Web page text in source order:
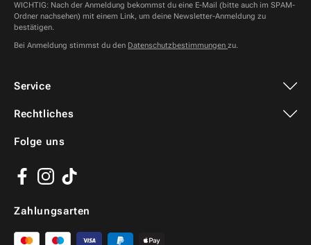
Service
Folge uns
Facebook
Instagram
TikTok
Zahlungsarten
Rechtliches
WICHTIG: Nach der Anmeldung bekommst du eine E-Mail (bitte auch im SPAM-
Ordner nachsehen) mit einem Link, um deine Newsletter-Anmeldung zu
bestätigen.
Bei Anmeldung stimmst du den Datenschutzbestimmungen zu.